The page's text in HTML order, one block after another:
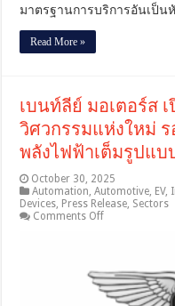
ที่
ทาง
อากาศ
[PR]
มาตรฐานการบริการอันเป็
Read More »
เบนท์ลีย์ มอเตอร์ส
วิศวกรรมแห่งใหม่
พลังไฟฟ้าเต็มรูปแบ
October 30, 2025
Automation,Automotive, EV,
Devices, Press Release, Sectors
Comments Offon
มอ
เต